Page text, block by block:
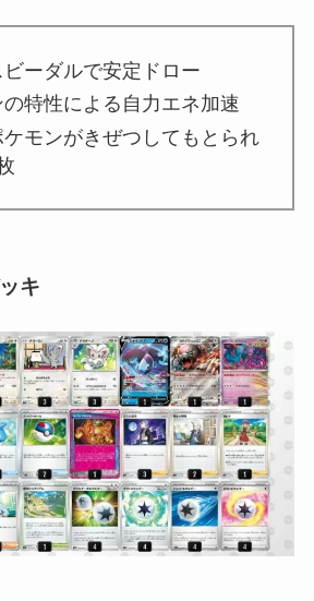
ーダルで安定ドロー
の特性による自力エネ加速
ケモンがきぜつしてもとられ
キ